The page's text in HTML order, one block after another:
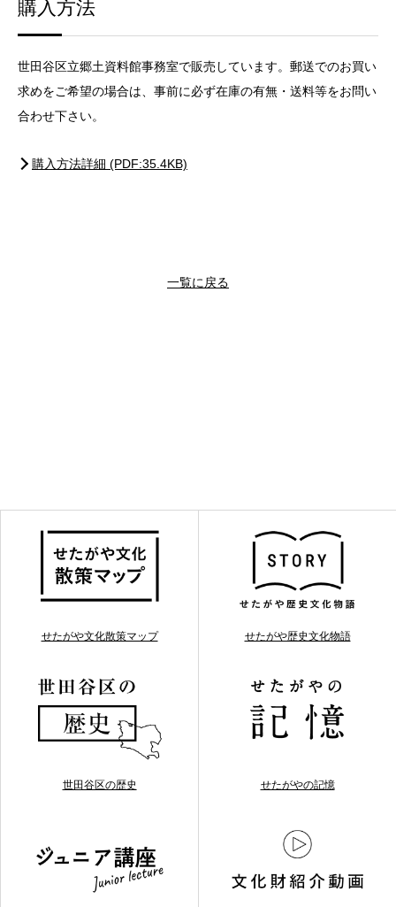
購入方法
世田谷区立郷土資料館事務室で販売しています。郵送でのお買い
求めをご希望の場合は、事前に必ず在庫の有無・送料等をお問い
合わせ下さい。
購入方法詳細 (PDF:35.4KB)
一覧に戻る
せたがや文化散策マップ せたがや歴史文化物語
世田谷区の歴史 せたがやの記憶